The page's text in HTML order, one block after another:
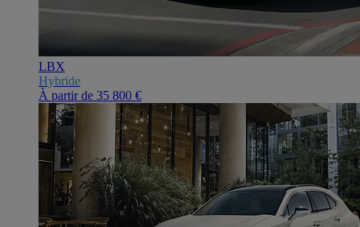
LBX
Hybride
À partir de 35 800 €